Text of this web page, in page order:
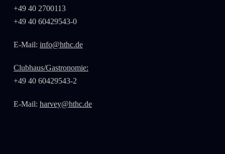
+49 40 2700113
+49 40 60429543-0
E-Mail: info@hthc.de
Clubhaus/Gastronomie:
+49 40 60429543-2
E-Mail: harvey@hthc.de